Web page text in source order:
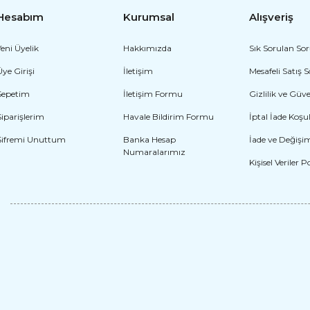
Japon Kimono Kostümü
2.728,80 TL
Üyelik
Girişi
Unuttum
Kurumsal
Hakkımızda
İletişim
İletişim Formu
Havale Bildirim Formu
Banka Hesap
Numaralarımız
Alışveriş
Sık Sorulan
Mesafeli Satış
Gizlilik ve
İptal İade
İade ve
Kişisel Veriler